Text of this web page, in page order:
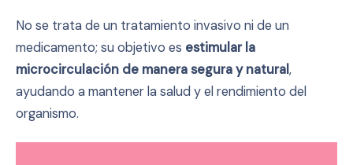
No se trata de un tratamiento invasivo ni de un
medicamento; su objetivo es estimular la
microcirculación de manera segura y natural,
ayudando a mantener la salud y el rendimiento del
organismo.